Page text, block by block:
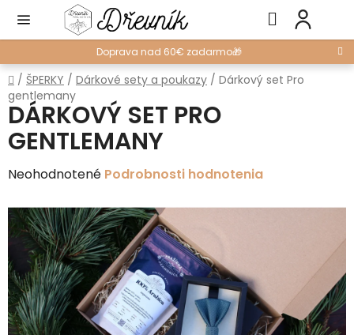
obsah
Doprava nad 60€ zadarmo🎁
Hľadať
Domov
/ ŠPERKY / Dárkové sety a poukazy / Dárkový set Pro
gentlemany
DÁRKOVÝ SET PRO
GENTLEMANY
Priemerné
produktu
je
0,0
z
5
hviezdičiek.
Neohodnotené Podrobnosti hodnotenia